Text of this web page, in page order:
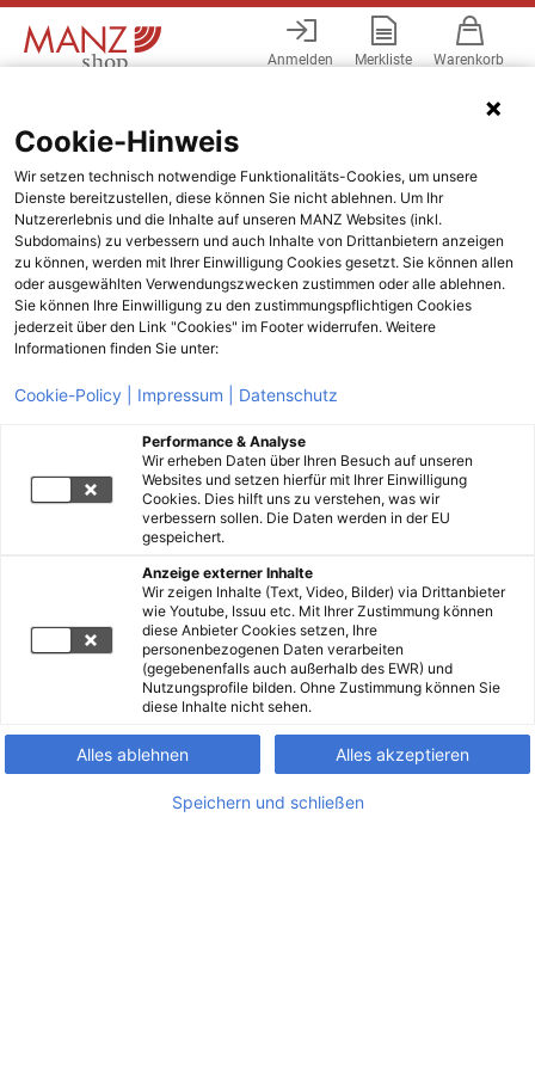
Anmelden Merkliste Warenkorb
Cookie-Hinweis
Wir setzen technisch notwendige Funktionalitäts-Cookies, um unsere
Dienste bereitzustellen, diese können Sie nicht ablehnen. Um Ihr
Nutzererlebnis und die Inhalte auf unseren MANZ Websites (inkl.
Subdomains) zu verbessern und auch Inhalte von Drittanbietern anzeigen
zu können, werden mit Ihrer Einwilligung Cookies gesetzt. Sie können allen
oder ausgewählten Verwendungszwecken zustimmen oder alle ablehnen.
Sie können Ihre Einwilligung zu den zustimmungspflichtigen Cookies
jederzeit über den Link "Cookies" im Footer widerrufen. Weitere
Informationen finden Sie unter:
Cookie-Policy | Impressum | Datenschutz
Performance & Analyse
Wir erheben Daten über Ihren Besuch auf unseren
Websites und setzen hierfür mit Ihrer Einwilligung
Cookies. Dies hilft uns zu verstehen, was wir
verbessern sollen. Die Daten werden in der EU
gespeichert.
Anzeige externer Inhalte
Wir zeigen Inhalte (Text, Video, Bilder) via Drittanbieter
wie Youtube, Issuu etc. Mit Ihrer Zustimmung können
diese Anbieter Cookies setzen, Ihre
personenbezogenen Daten verarbeiten
(gegebenenfalls auch außerhalb des EWR) und
Nutzungsprofile bilden. Ohne Zustimmung können Sie
diese Inhalte nicht sehen.
Alles ablehnen Alles akzeptieren
Speichern und schließen